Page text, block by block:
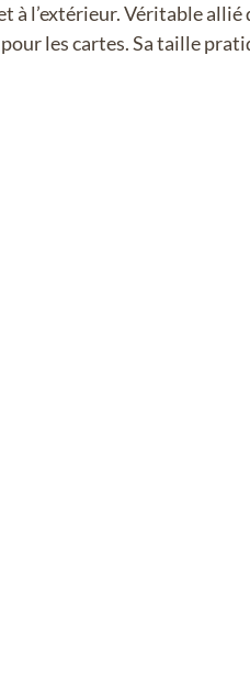
à l’extérieur. Véritable
les cartes. Sa taille